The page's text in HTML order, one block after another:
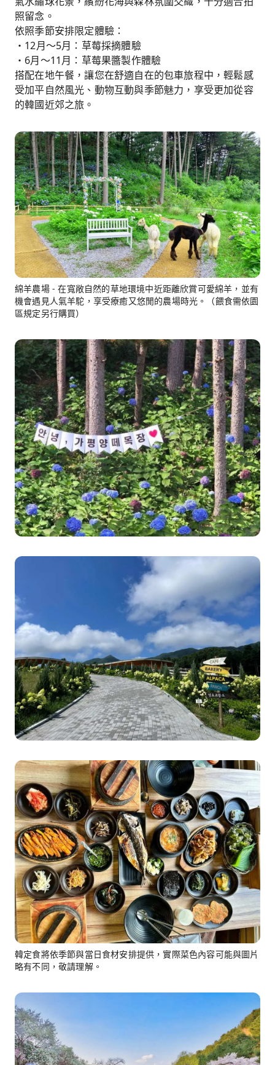
照留念。
依照季節安排限定體驗：
・12月～5月：草莓採摘體驗
・6月～11月：草莓果醬製作體驗
搭配在地午餐，讓您在舒適自在的包車旅程中，輕鬆感
受加平自然風光、動物互動與季節魅力，享受更加從容
的韓國近郊之旅。
綿羊農場 - 在寬敞自然的草地環境中近距離欣賞可愛綿羊，並有
機會遇見人氣羊駝，享受療癒又悠閒的農場時光。（餵食需依園
區規定另行購買）
韓定食將依季節與當日食材安排提供，實際菜色內容可能與圖片
略有不同，敬請理解。